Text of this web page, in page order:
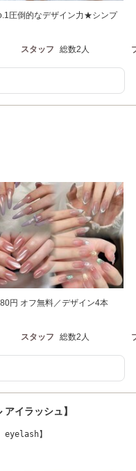
圧倒的なデザイン力★シンプ
スタッフ 総数2人
円 オフ無料／デザイン4本
スタッフ 総数2人
イラッシュ】
eyelash】